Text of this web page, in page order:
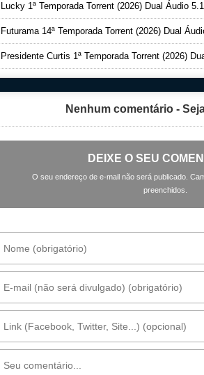
Lucky 1ª Temporada Torrent (2026) Dual Áudio
Futurama 14ª Temporada Torrent (2026) Dual
Presidente Curtis 1ª Temporada Torrent (2026)
Nenhum comentário -
DEIXE O SEU
O seu endereço de e-mail não será publicado.
preenchidos.